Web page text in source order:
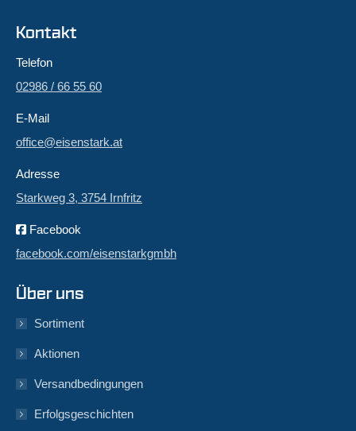
Kontakt
Telefon
02986 / 66 55 60
E-Mail
office@eisenstark.at
Adresse
Starkweg 3, 3754 Irnfritz
Facebook
facebook.com/eisenstarkgmbh
Über uns
Sortiment
Aktionen
Versandbedingungen
Erfolgsgeschichten